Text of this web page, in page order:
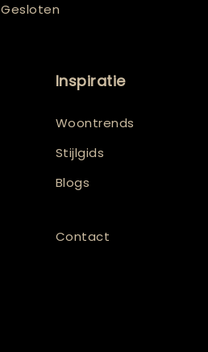
Gesloten
Inspiratie
Woontrends
Stijlgids
Blogs
Contact